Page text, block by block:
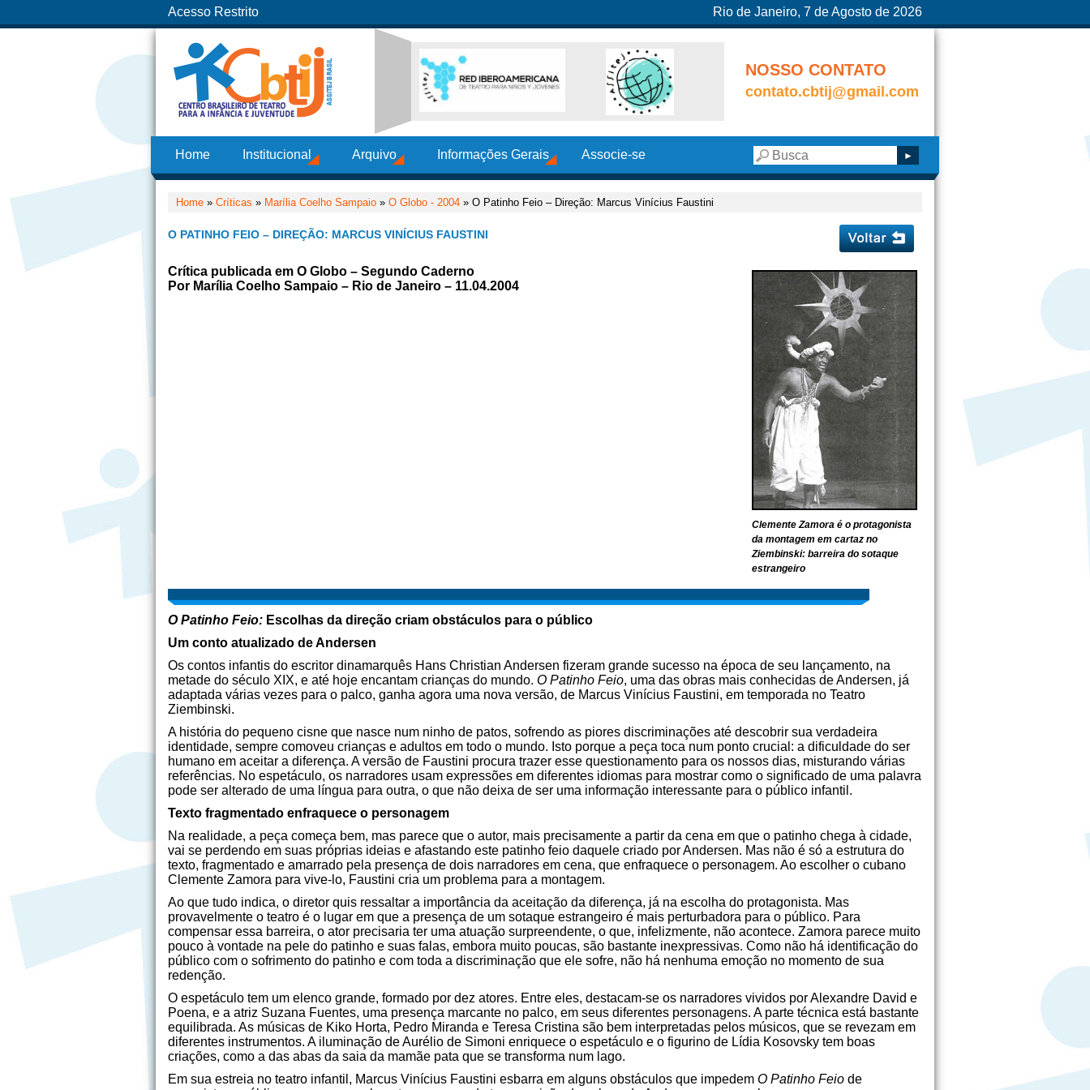
Acesso Restrito Rio de Janeiro, 7 de Agosto de 2026
NOSSO CONTATO
contato.cbtij@gmail.com
Home Institucional Arquivo Informações Gerais Associe-se
Home » Críticas » Marília Coelho Sampaio » O Globo - 2004 » O Patinho Feio – Direção: Marcus Vinícius Faustini
O PATINHO FEIO – DIREÇÃO: MARCUS VINÍCIUS FAUSTINI
Clemente Zamora é o protagonista
da montagem em cartaz no
Ziembinski: barreira do sotaque
estrangeiro
Crítica publicada em O Globo – Segundo Caderno
Por Marília Coelho Sampaio – Rio de Janeiro – 11.04.2004
O Patinho Feio: Escolhas da direção criam obstáculos para o público
Um conto atualizado de Andersen
Os contos infantis do escritor dinamarquês Hans Christian Andersen fizeram grande sucesso na época de seu lançamento, na
metade do século XIX, e até hoje encantam crianças do mundo. O Patinho Feio, uma das obras mais conhecidas de Andersen, já
adaptada várias vezes para o palco, ganha agora uma nova versão, de Marcus Vinícius Faustini, em temporada no Teatro
Ziembinski.
A história do pequeno cisne que nasce num ninho de patos, sofrendo as piores discriminações até descobrir sua verdadeira
identidade, sempre comoveu crianças e adultos em todo o mundo. Isto porque a peça toca num ponto crucial: a dificuldade do ser
humano em aceitar a diferença. A versão de Faustini procura trazer esse questionamento para os nossos dias, misturando várias
referências. No espetáculo, os narradores usam expressões em diferentes idiomas para mostrar como o significado de uma palavra
pode ser alterado de uma língua para outra, o que não deixa de ser uma informação interessante para o público infantil.
Texto fragmentado enfraquece o personagem
Na realidade, a peça começa bem, mas parece que o autor, mais precisamente a partir da cena em que o patinho chega à cidade,
vai se perdendo em suas próprias ideias e afastando este patinho feio daquele criado por Andersen. Mas não é só a estrutura do
texto, fragmentado e amarrado pela presença de dois narradores em cena, que enfraquece o personagem. Ao escolher o cubano
Clemente Zamora para vive-lo, Faustini cria um problema para a montagem.
Ao que tudo indica, o diretor quis ressaltar a importância da aceitação da diferença, já na escolha do protagonista. Mas
provavelmente o teatro é o lugar em que a presença de um sotaque estrangeiro é mais perturbadora para o público. Para
compensar essa barreira, o ator precisaria ter uma atuação surpreendente, o que, infelizmente, não acontece. Zamora parece muito
pouco à vontade na pele do patinho e suas falas, embora muito poucas, são bastante inexpressivas. Como não há identificação do
público com o sofrimento do patinho e com toda a discriminação que ele sofre, não há nenhuma emoção no momento de sua
redenção.
O espetáculo tem um elenco grande, formado por dez atores. Entre eles, destacam-se os narradores vividos por Alexandre David e
Poena, e a atriz Suzana Fuentes, uma presença marcante no palco, em seus diferentes personagens. A parte técnica está bastante
equilibrada. As músicas de Kiko Horta, Pedro Miranda e Teresa Cristina são bem interpretadas pelos músicos, que se revezam em
diferentes instrumentos. A iluminação de Aurélio de Simoni enriquece o espetáculo e o figurino de Lídia Kosovsky tem boas
criações, como a das abas da saia da mamãe pata que se transforma num lago.
Em sua estreia no teatro infantil, Marcus Vinícius Faustini esbarra em alguns obstáculos que impedem O Patinho Feio de